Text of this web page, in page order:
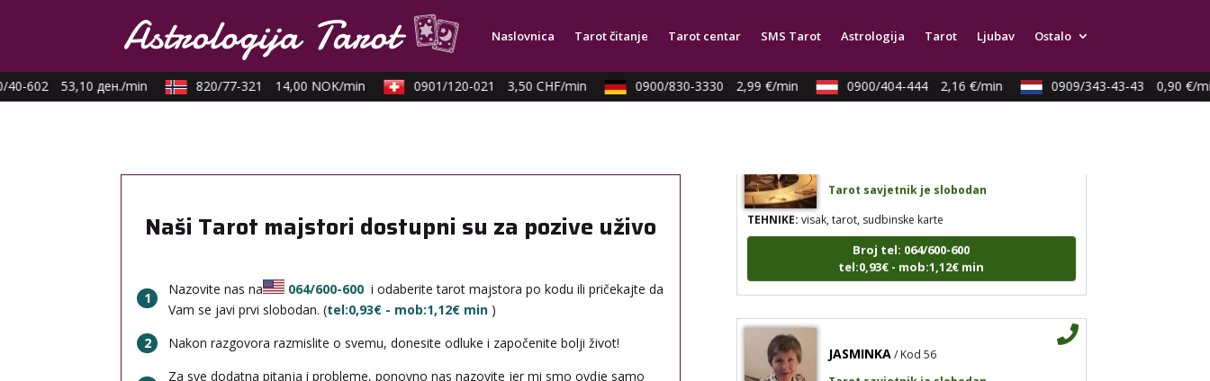
Naslovnica Tarot čitanje Tarot centar SMS Tarot Astrologija Tarot Ljubav Ostalo
602 53,10 ден./min 820/77-321 14,00 NOK/min 0901/120-021 3,50 CHF/min 0900/830-3330 2,99 €/min 0900/404-444 2,16 €/min 0909/343-43-43 0,90 €/min
Naši Tarot majstori dostupni su za pozive uživo
1
Nazovite nas na 064/600-600 i odaberite tarot majstora po kodu ili pričekajte da
Vam se javi prvi slobodan. (tel:0,93€ - mob:1,12€ min )
2
Nakon razgovora razmislite o svemu, donesite odluke i započenite bolji život!
Za sve dodatna pitanja i probleme, ponovno nas nazovite jer mi smo ovdje samo
Broj tel: 064/600-600
TEHNIKE:visak, tarot, sudbinske karte
Broj tel: 064/600-600
tel:0,93€ - mob:1,12€ min